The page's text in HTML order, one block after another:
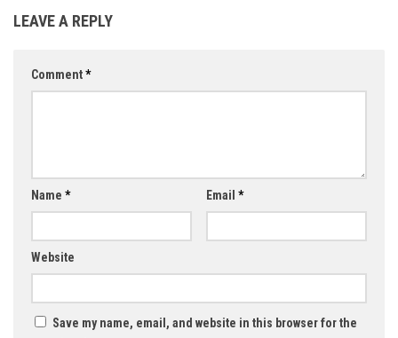
LEAVE A REPLY
Comment*
Name * Email *
Website
Save my name, email, and website in this browser for the